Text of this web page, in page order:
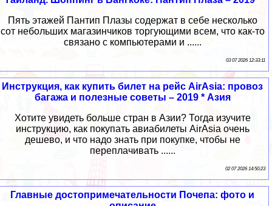
Пять этажей Пантип Плазы содержат в себе несколько
сот небольших магазинчиков торгующими всем, что как-то
связано с компьютерами и ......
03 07 2026 12:33:11
Инструкция, как купить билет на рейс AirAsia: провоз
багажа и полезные советы – 2019 * Азия
Хотите увидеть больше стран в Азии? Тогда изучите
инструкцию, как покупать авиабилеты AirAsia очень
дешево, и что надо знать при покупке, чтобы не
переплачивать ......
02 07 2026 14:50:23
Главные достопримечательности Почепа: фото и